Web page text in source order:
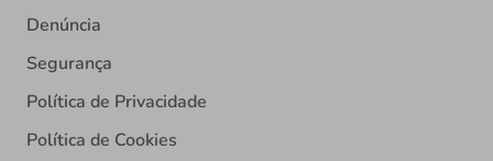
Denúncia
Segurança
Política de Privacidade
Política de Cookies